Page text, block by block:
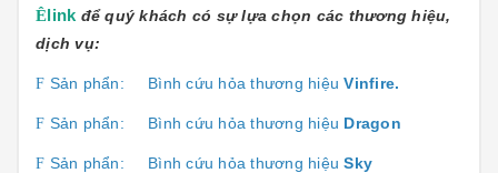
Ê link để quý khách có sự lựa chọn các thương hiệu,
dịch vụ:
F Sản phẩn: Bình cứu hỏa thương hiệuVinfire.
F Sản phẩn: Bình cứu hỏa thương hiệu Dragon
F Sản phẩn: Bình cứu hỏa thương hiệuSky